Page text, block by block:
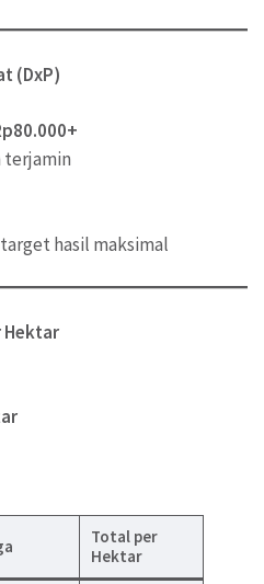
(DxP)
terjamin
hasil maksimal
Hektar
Total per
Hektar